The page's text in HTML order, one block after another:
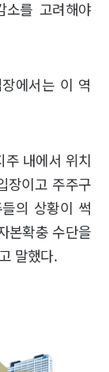
소를 고려해야
에서는 이 역
내에서 위치
장이고 주주구
의 상황이 썩
본확충 수단을
말했다.